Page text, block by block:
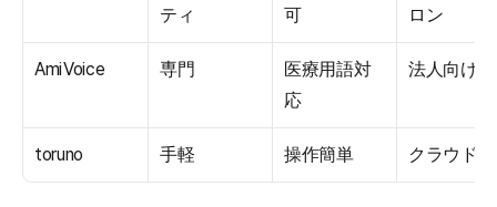
ティ
可
ロン
AmiVoice 専門
医療用語対
応
法人向け
toruno 手軽 操作簡単 クラウド